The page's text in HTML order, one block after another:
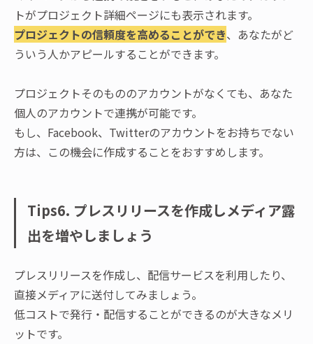
トがプロジェクト詳細ページにも表示されます。
プロジェクトの信頼度を高めることができ、あなたがど
ういう人かアピールすることができます。
プロジェクトそのもののアカウントがなくても、あなた
個人のアカウントで連携が可能です。
もし、Facebook、Twitterのアカウントをお持ちでない
方は、この機会に作成することをおすすめします。
Tips6. プレスリリースを作成しメディア露
出を増やしましょう
プレスリリースを作成し、配信サービスを利用したり、
直接メディアに送付してみましょう。
低コストで発行・配信することができるのが大きなメリ
ットです。